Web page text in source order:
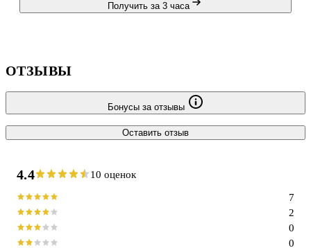
Получить за 3 часа
ОТЗЫВЫ
Бонусы за отзывы
Оставить отзыв
4.4 10 оценок
0
0
2
7